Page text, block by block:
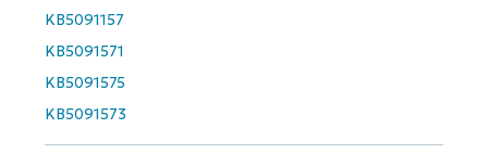
KB5091157
KB5091571
KB5091575
KB5091573
Company